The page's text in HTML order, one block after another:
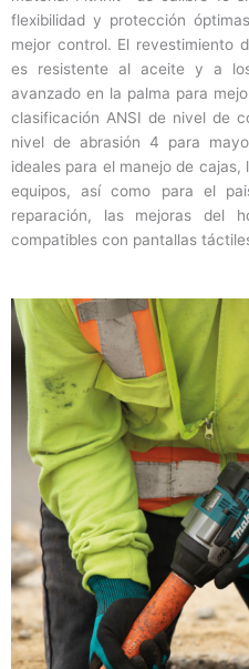
flexibilidad y protección
mejor control. El revestimiento
es resistente al aceite y a
avanzado en la palma para
clasificación ANSI de nivel de
nivel de abrasión 4 para
ideales para el manejo de
equipos, así como para el
reparación, las mejoras del
compatibles con pantallas